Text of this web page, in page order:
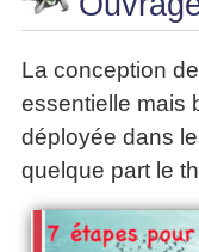
La conception
essentielle mais
déployée dans
quelque part le